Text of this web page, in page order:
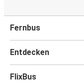
Fernbus
Entdecken
FlixBus